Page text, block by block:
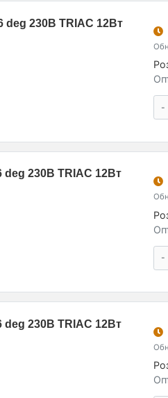
deg 230В TRIAC 12Вт
-
deg 230В TRIAC 12Вт
-
deg 230В TRIAC 12Вт